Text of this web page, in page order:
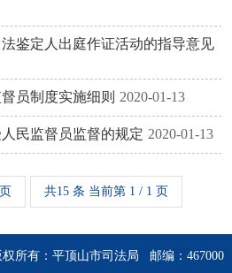
鉴定人出庭作证活动的指导意见
员制度实施细则 2020-01-13
民监督员监督的规定 2020-01-13
共15 条 当前第 1 / 1 页
所有：平顶山市司法局 邮编：467000